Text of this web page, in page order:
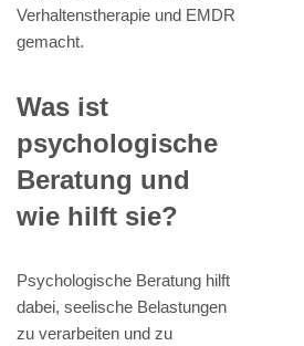
Verhaltenstherapie und EMDR
gemacht.
Was ist
psychologische
Beratung und
wie hilft sie?
Psychologische Beratung hilft
dabei, seelische Belastungen
zu verarbeiten und zu